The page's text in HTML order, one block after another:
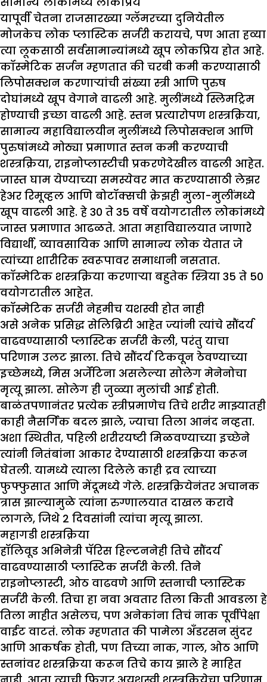
यापूर्वी चेतना राजसारख्या ग्लॅमरच्या दुनियेतील
मोजकेच लोक प्लास्टिक सर्जरी करायचे, पण आता हव्या
त्या लूकसाठी सर्वसामान्यांमध्ये खूप लोकप्रिय होत आहे.
कॉस्मेटिक सर्जन म्हणतात की चरबी कमी करण्यासाठी
लिपोसक्शन करणार्‍यांची संख्या स्त्री आणि पुरुष
दोघांमध्ये खूप वेगाने वाढली आहे. मुलींमध्ये स्लिमट्रिम
होण्याची इच्छा वाढली आहे. स्तन प्रत्यारोपण शस्त्रक्रिया,
सामान्य महाविद्यालयीन मुलींमध्ये लिपोसक्शन आणि
पुरुषांमध्ये मोठ्या प्रमाणात स्तन कमी करण्याची
शस्त्रक्रिया, राइनोप्लास्टीची प्रकरणेदेखील वाढली आहेत.
जास्त घाम येण्याच्या समस्येवर मात करण्यासाठी लेझर
हेअर रिमूव्हल आणि बोटॉक्सची क्रेझही मुला-मुलींमध्ये
खूप वाढली आहे. हे 30 ते 35 वर्षे वयोगटातील लोकांमध्ये
जास्त प्रमाणात आढळते. आता महाविद्यालयात जाणारे
विद्यार्थी, व्यावसायिक आणि सामान्य लोक येतात जे
त्यांच्या शारीरिक स्वरूपावर समाधानी नसतात.
कॉस्मेटिक शस्त्रक्रिया करणार्‍या बहुतेक स्त्रिया 35 ते 50
वयोगटातील आहेत.
कॉस्मेटिक सर्जरी नेहमीच यशस्वी होत नाही
असे अनेक प्रसिद्ध सेलिब्रिटी आहेत ज्यांनी त्यांचे सौंदर्य
वाढवण्यासाठी प्लास्टिक सर्जरी केली, परंतु याचा
परिणाम उलट झाला. तिचे सौंदर्य टिकवून ठेवण्याच्या
इच्छेमध्ये, मिस अर्जेंटिना असलेल्या सोलेग मेनेनोचा
मृत्यू झाला. सोलेग ही जुळ्या मुलांची आई होती.
बाळंतपणानंतर प्रत्येक स्त्रीप्रमाणेच तिचे शरीर माझ्यातही
काही नैसर्गिक बदल झाले, ज्याचा तिला आनंद नव्हता.
अशा स्थितीत, पहिली शरीरयष्टी मिळवण्याच्या इच्छेने
त्यांनी नितंबांना आकार देण्यासाठी शस्त्रक्रिया करून
घेतली. यामध्ये त्याला दिलेले काही द्रव त्याच्या
फुफ्फुसात आणि मेंदूमध्ये गेले. शस्त्रक्रियेनंतर अचानक
त्रास झाल्यामुळे त्यांना रुग्णालयात दाखल करावे
लागले, जिथे 2 दिवसांनी त्यांचा मृत्यू झाला.
महागडी शस्त्रक्रिया
हॉलिवूड अभिनेत्री पॅरिस हिल्टननेही तिचे सौंदर्य
वाढवण्यासाठी प्लास्टिक सर्जरी केली. तिने
राइनोप्लास्टी, ओठ वाढवणे आणि स्तनाची प्लास्टिक
सर्जरी केली. तिचा हा नवा अवतार तिला किती आवडला हे
तिला माहीत असेलच, पण अनेकांना तिचं नाक पूर्वीपेक्षा
वाईट वाटतं. लोक म्हणतात की पामेला अँडरसन सुंदर
आणि आकर्षक होती, पण तिच्या नाक, गाल, ओठ आणि
स्तनांवर शस्त्रक्रिया करून तिचे काय झाले हे माहित